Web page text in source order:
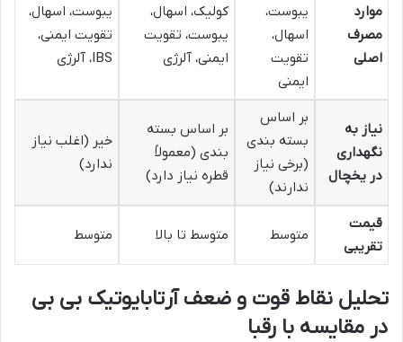
موارد
مصرف
اصلی
یبوست،
اسهال،
تقویت
ایمنی
کولیک، اسهال،
یبوست، تقویت
ایمنی، آلرژی
یبوست، اسهال،
تقویت ایمنی،
IBS، آلرژی
نیاز به
نگهداری
در یخچال
بر اساس
بسته بندی
(برخی نیاز
ندارند)
بر اساس بسته
بندی (معمولاً
قطره نیاز دارد)
خیر (اغلب نیاز
ندارد)
قیمت
تقریبی
متوسط متوسط تا بالا متوسط
تحلیل نقاط قوت و ضعف آرتابایوتیک بی بی
در مقایسه با رقبا